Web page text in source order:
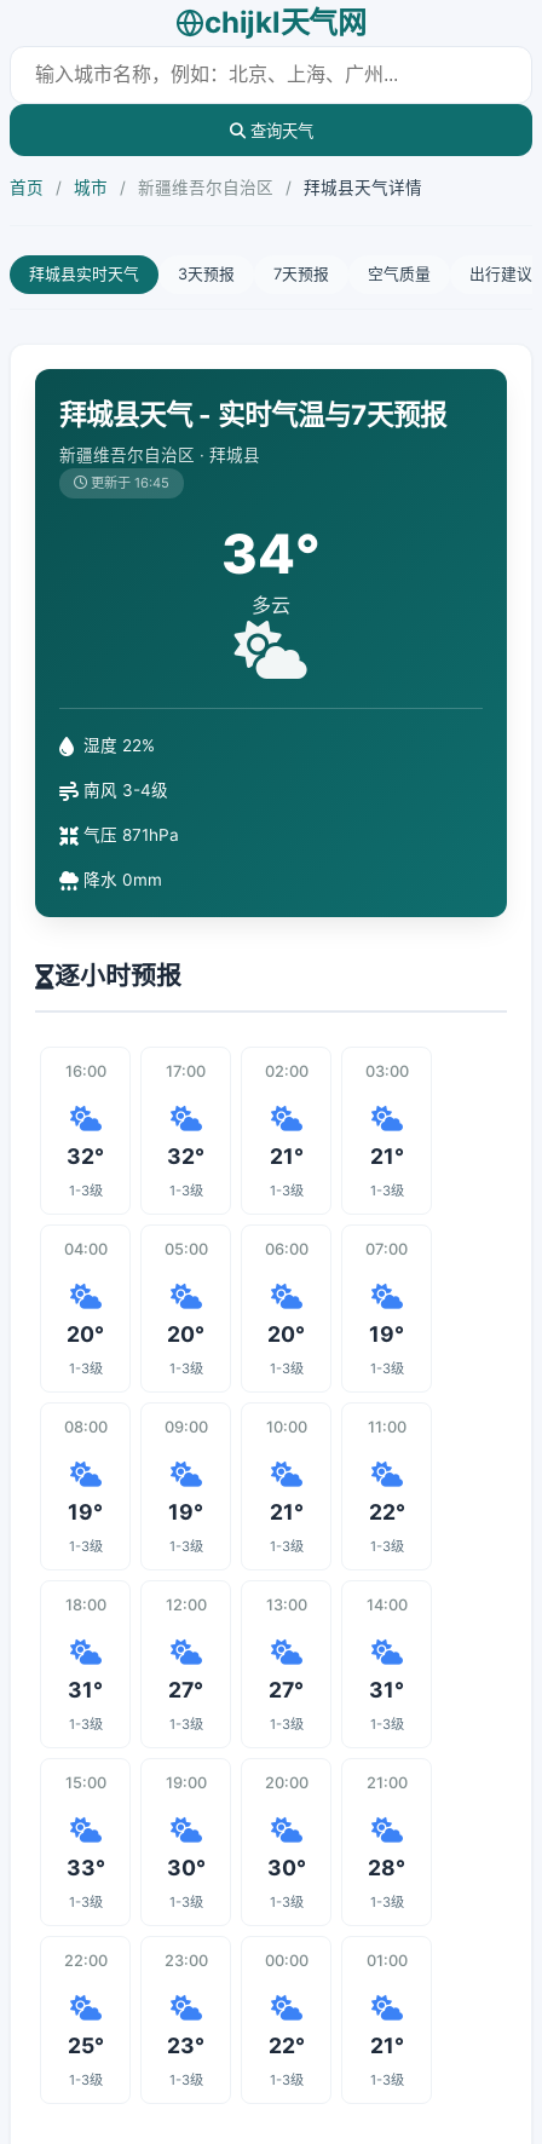
chijkl天气网
查询天气
首页 / 城市 / 新疆维吾尔自治区 / 拜城县天气详情
拜城县实时天气 3天预报 7天预报 空气质量 出行建议
拜城县天气 - 实时气温与7天预报
新疆维吾尔自治区 · 拜城县
更新于 16:45
34°
多云
湿度 22%
南风 3-4级
气压 871hPa
降水 0mm
逐小时预报
16:00
32°
1-3级
17:00
32°
1-3级
02:00
21°
1-3级
03:00
21°
1-3级
04:00
20°
1-3级
05:00
20°
1-3级
06:00
20°
1-3级
07:00
19°
1-3级
08:00
19°
1-3级
09:00
19°
1-3级
10:00
21°
1-3级
11:00
22°
1-3级
18:00
31°
1-3级
12:00
27°
1-3级
13:00
27°
1-3级
14:00
31°
1-3级
15:00
33°
1-3级
19:00
30°
1-3级
20:00
30°
1-3级
21:00
28°
1-3级
22:00
25°
1-3级
23:00
23°
1-3级
00:00
22°
1-3级
01:00
21°
1-3级